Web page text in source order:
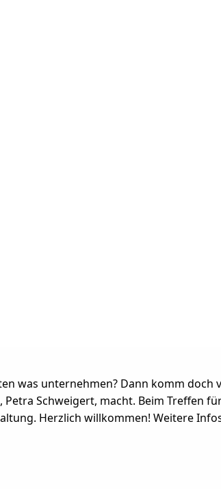
was unternehmen? Dann komm
Schweigert, macht. Beim Treffen
Herzlich willkommen! Weitere